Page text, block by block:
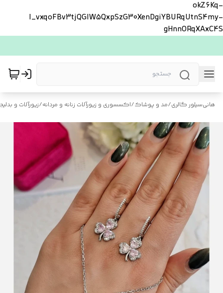
okZ6Kq-
l_vxqoFBv3tjQGlW5QxpSzG30XenDgiYBURqUtnS4my-
gHnnORqXAxC4S
هانی‌سیلور گالری/مد و پوشاک/اکسسوری و زیورآلات زنانه و مردانه/زیورآلات و